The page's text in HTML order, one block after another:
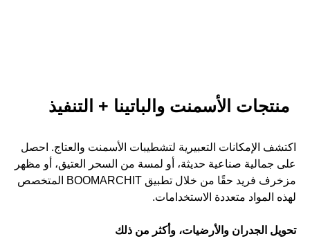
منتجات الأسمنت والباتينا + التنفيذ
اكتشف الإمكانات التعبيرية لتشطيبات الأسمنت والعتاج. احصل
على جمالية صناعية حديثة، أو لمسة من السحر العتيق، أو مظهر
مزخرف فريد حقًا من خلال تطبيق BOOMARCHIT المتخصص
لهذه المواد متعددة الاستخدامات.
تحويل الجدران والأرضيات، وأكثر من ذلك